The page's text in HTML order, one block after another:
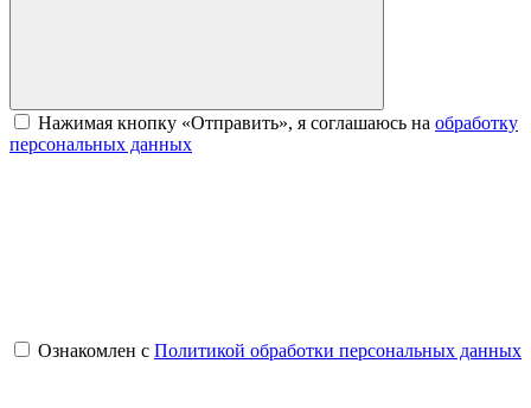
Нажимая кнопку «Отправить», я соглашаюсь на обработку
персональных данных
Ознакомлен с Политикой обработки персональных данных